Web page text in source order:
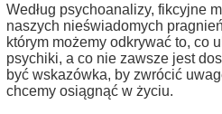
Według psychoanalizy, fikcyjne
naszych nieświadomych
którym możemy odkrywać to, co
psychiki, a co nie zawsze jest
być wskazówka, by zwrócić
chcemy osiągnąć w życiu.